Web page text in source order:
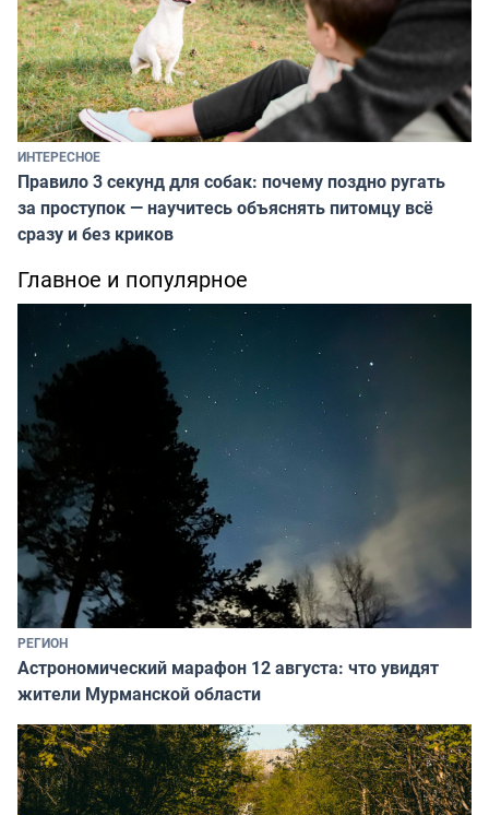
ИНТЕРЕСНОЕ
Правило 3 секунд для собак: почему поздно ругать
за проступок — научитесь объяснять питомцу всё
сразу и без криков
Главное и популярное
РЕГИОН
Астрономический марафон 12 августа: что увидят
жители Мурманской области